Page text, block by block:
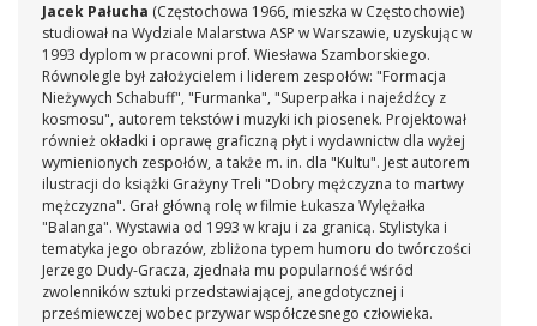
Jacek Pałucha (Częstochowa 1966, mieszka w Częstochowie)
studiował na Wydziale Malarstwa ASP w Warszawie, uzyskując w
1993 dyplom w pracowni prof. Wiesława Szamborskiego.
Równolegle był założycielem i liderem zespołów: "Formacja
Nieżywych Schabuff", "Furmanka", "Superpałka i najeźdźcy z
kosmosu", autorem tekstów i muzyki ich piosenek. Projektował
również okładki i oprawę graficzną płyt i wydawnictw dla wyżej
wymienionych zespołów, a także m. in. dla "Kultu". Jest autorem
ilustracji do książki Grażyny Treli "Dobry mężczyzna to martwy
mężczyzna". Grał główną rolę w filmie Łukasza Wylężałka
"Balanga". Wystawia od 1993 w kraju i za granicą. Stylistyka i
tematyka jego obrazów, zbliżona typem humoru do twórczości
Jerzego Dudy-Gracza, zjednała mu popularność wśród
zwolenników sztuki przedstawiającej, anegdotycznej i
prześmiewczej wobec przywar współczesnego człowieka.